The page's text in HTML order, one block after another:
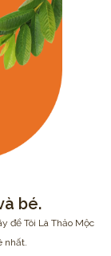
bé.
để Tôi Là Thảo Mộc
nhất.